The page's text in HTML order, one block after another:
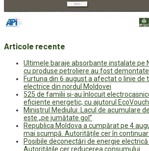
Articole recente
Ultimele baraje absorbante instalate pe
cu produse petroliere au fost demontate
Furtuna din 6 august a afectat o linie de
electrice din nordul Moldovei
525 de familii și-au înlocuit
eficiente energetic, cu ajutorul
Ministrul Mediului: Lacul de acumulare
este „pe jumătate gol”
Republica Moldova a cumpărat pe 4
mai scumpă. Autoritățile cer în
Posibile deconectări de energie electrică
Autoritățile cer reducerea consumului